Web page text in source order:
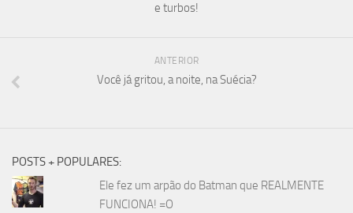
e turbos!
ANTERIOR
Você já gritou, a noite, na Suécia?
POSTS + POPULARES:
Ele fez um arpão do Batman que REALMENTE
FUNCIONA! =O